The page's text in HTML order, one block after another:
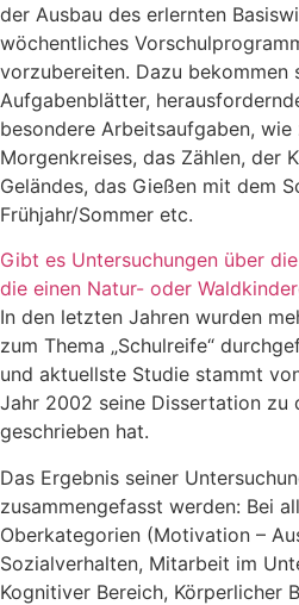
der Ausbau des erlernten
wöchentliches
vorzubereiten. Dazu bekommen
Aufgabenblätter,
besondere Arbeitsaufgaben,
Morgenkreises, das Zählen, der
Geländes, das Gießen mit dem
Frühjahr/Sommer etc.
Gibt es Untersuchungen über
die einen Natur- oder
In den letzten Jahren wurden
zum Thema „Schulreife“
und aktuellste Studie stammt
Jahr 2002 seine Dissertation zu
geschrieben hat.
Das Ergebnis seiner
zusammengefasst werden: Bei
Oberkategorien (Motivation –
Sozialverhalten, Mitarbeit im
Kognitiver Bereich, Körperlicher